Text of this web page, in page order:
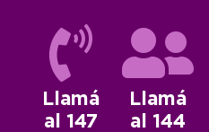
Llamá
al 147
Llamá
al 144